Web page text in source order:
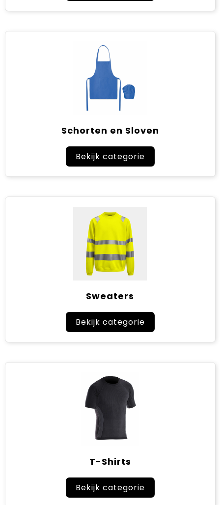
Schorten en Sloven
Bekijk categorie
Sweaters
Bekijk categorie
T-Shirts
Bekijk categorie